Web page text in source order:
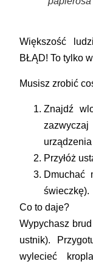
Większość
BŁĄD! To tylko
Musisz zrobić
Znajdź
Przyłóż
Dmuchać
świeczkę).
Co to daje?
Wypychasz
ustnik).
wylecieć